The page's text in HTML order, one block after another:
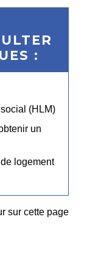
:
(HLM)
un
logement
sur cette page